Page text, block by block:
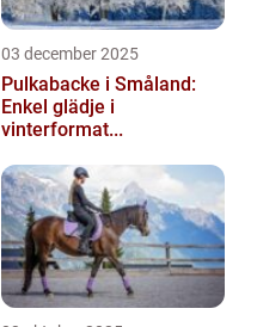
03 december 2025
Pulkabacke i Småland:
Enkel glädje i
vinterformat...